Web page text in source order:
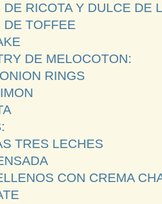
DE RICOTA Y DULCE DE
DE TOFFEE
DE MELOCOTON:
RINGS
TRES LECHES
CON CREMA